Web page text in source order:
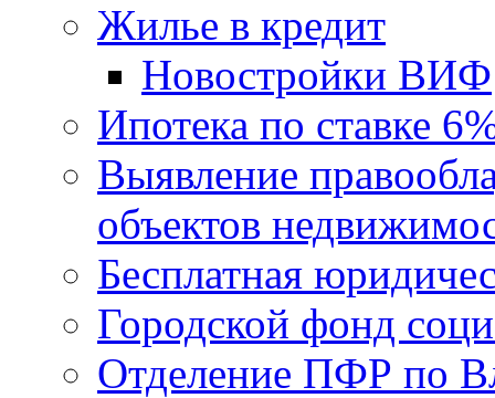
Жилье в кредит
Новостройки ВИФ
Ипотека по ставке
Выявление
объектов
Бесплатная
Городской фонд
Отделение ПФР по